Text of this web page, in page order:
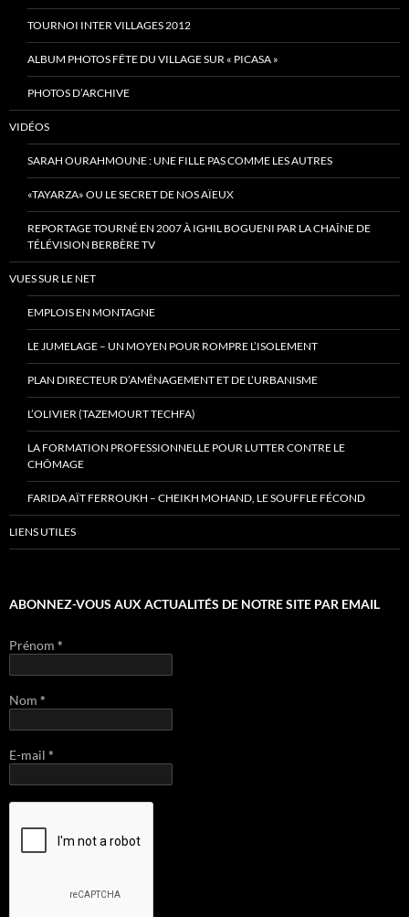
TOURNOI INTER VILLAGES 2012
ALBUM PHOTOS FÊTE DU VILLAGE SUR « PICASA »
PHOTOS D’ARCHIVE
VIDÉOS
SARAH OURAHMOUNE : UNE FILLE PAS COMME LES AUTRES
«TAYARZA» OU LE SECRET DE NOS AÏEUX
REPORTAGE TOURNÉ EN 2007 À IGHIL BOGUENI PAR LA CHAÎNE DE
TÉLÉVISION BERBÈRE TV
VUES SUR LE NET
EMPLOIS EN MONTAGNE
LE JUMELAGE – UN MOYEN POUR ROMPRE L’ISOLEMENT
PLAN DIRECTEUR D’AMÉNAGEMENT ET DE L’URBANISME
L’OLIVIER (TAZEMOURT TECHFA)
LA FORMATION PROFESSIONNELLE POUR LUTTER CONTRE LE
CHÔMAGE
FARIDA AÏT FERROUKH – CHEIKH MOHAND, LE SOUFFLE FÉCOND
LIENS UTILES
ABONNEZ-VOUS AUX ACTUALITÉS DE NOTRE SITE PAR EMAIL
Prénom *
Nom *
E-mail *